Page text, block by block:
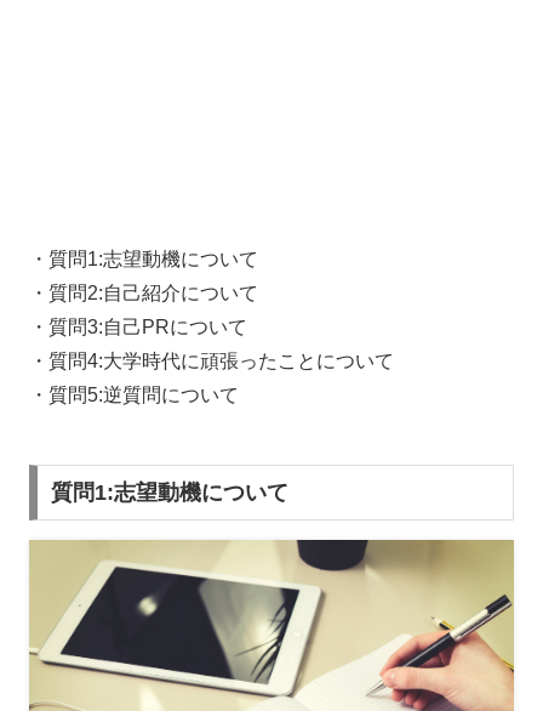
・質問1:志望動機について
・質問2:自己紹介について
・質問3:自己PRについて
・質問4:大学時代に頑張ったことについて
・質問5:逆質問について
質問1:志望動機について